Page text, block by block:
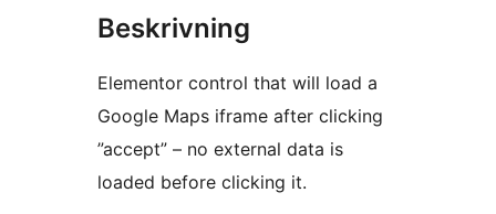
Beskrivning
Elementor control that will load a
Google Maps iframe after clicking
”accept” – no external data is
loaded before clicking it.